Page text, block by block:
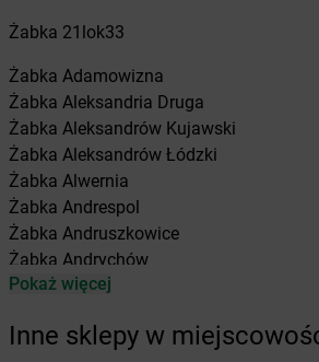
Żabka 21lok33
Żabka Adamowizna
Żabka Aleksandria Druga
Żabka Aleksandrów Kujawski
Żabka Aleksandrów Łódzki
Żabka Alwernia
Żabka Andrespol
Żabka Andruszkowice
Żabka Andrychów
Żabka Antonie
Żabka Automat
Pokaż więcej
Inne sklepy w